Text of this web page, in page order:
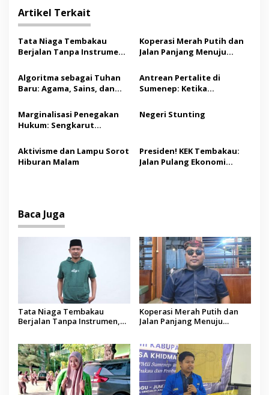
g
a
s
i
p
o
s
Artikel Terkait
Tata Niaga Tembakau
Berjalan Tanpa Instrumen,
kepada Petani?
Koperasi Merah Putih dan
Jalan Panjang Menuju
Algoritma sebagai Tuhan
Baru: Agama, Sains, dan
Antrean Pertalite di
Sumenep: Ketika
Mengetuk Dapur Rakyat
Kepulauan
Marginalisasi Penegakan
Hukum: Sengkarut
Telekomunikasi di Pulau
Raas
Negeri Stunting
Aktivisme dan Lampu Sorot
Hiburan Malam
Presiden! KEK Tembakau:
Jalan Pulang Ekonomi
Baca Juga
Tata Niaga Tembakau
Berjalan Tanpa Instrumen,
Koperasi Merah Putih dan
Jalan Panjang Menuju